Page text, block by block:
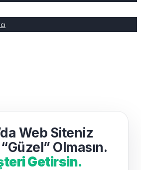
Web Siteniz
Olmasın.
Getirsin.